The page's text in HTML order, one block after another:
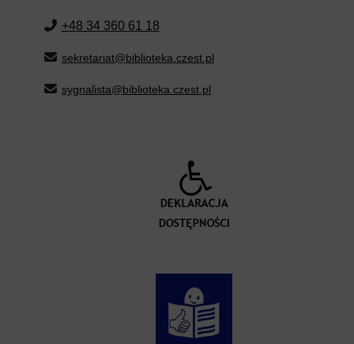
+48 34 360 61 18
sekretariat@biblioteka.czest.pl
sygnalista@biblioteka.czest.pl